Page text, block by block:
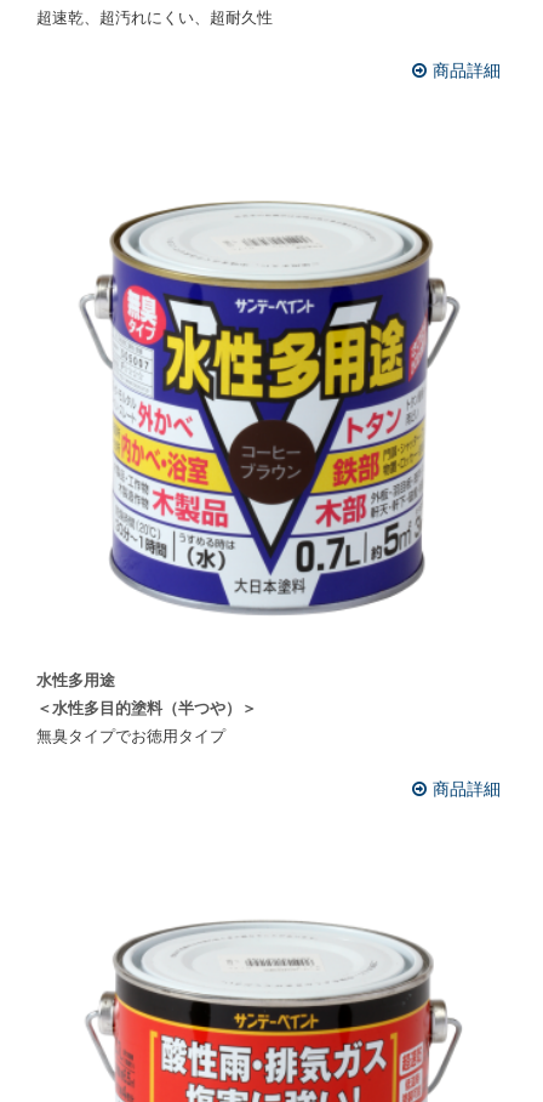
超速乾、超汚れにくい、超耐久性
商品詳細
水性多用途
＜水性多目的塗料（半つや）＞
無臭タイプでお徳用タイプ
商品詳細